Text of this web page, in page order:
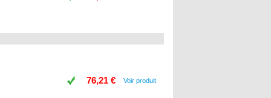
76,21 € Voir produit